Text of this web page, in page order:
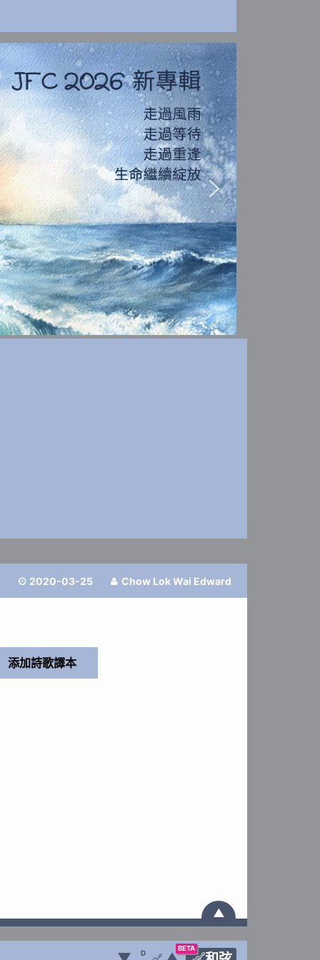
 2020-03-25  Chow Lok Wai Edward
▲
BETA
D